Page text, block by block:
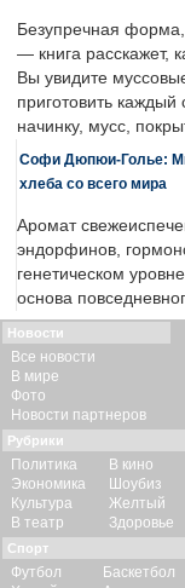
Безупречная
— книга расскажет,
Вы увидите
приготовить каждый
начинку, мусс,
Софи Дюпюи-Голье:
хлеба со всего мира
Аромат
эндорфинов,
генетическом
основа
Новости
Все новости
В мире
Фото
Новости партнеров
Рубрики
Политика
Экономика
Культура
В театр
В кино
Шоубиз
Желтый
Здоровье
Спорт
Футбол
Баскетбол